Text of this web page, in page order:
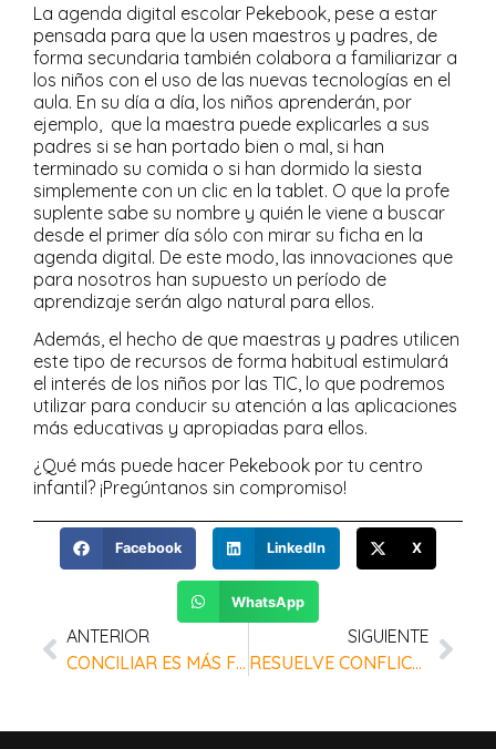
La agenda digital escolar Pekebook, pese a estar
pensada para que la usen maestros y padres, de
forma secundaria también colabora a familiarizar a
los niños con el uso de las nuevas tecnologías en el
aula. En su día a día, los niños aprenderán, por
ejemplo, que la maestra puede explicarles a sus
padres si se han portado bien o mal, si han
terminado su comida o si han dormido la siesta
simplemente con un clic en la tablet. O que la profe
suplente sabe su nombre y quién le viene a buscar
desde el primer día sólo con mirar su ficha en la
agenda digital. De este modo, las innovaciones que
para nosotros han supuesto un período de
aprendizaje serán algo natural para ellos.
Además, el hecho de que maestras y padres utilicen
este tipo de recursos de forma habitual estimulará
el interés de los niños por las TIC, lo que podremos
utilizar para conducir su atención a las aplicaciones
más educativas y apropiadas para ellos.
¿Qué más puede hacer Pekebook por tu centro
infantil? ¡Pregúntanos sin compromiso!
Facebook LinkedIn X
WhatsApp
ANTERIOR
CONCILIAR ES MÁS FÁCIL CON TU AGENDA PEKEBOOK
SIGUIENTE
RESUELVE CONFLICTOS EN TU CENTRO INFANTIL